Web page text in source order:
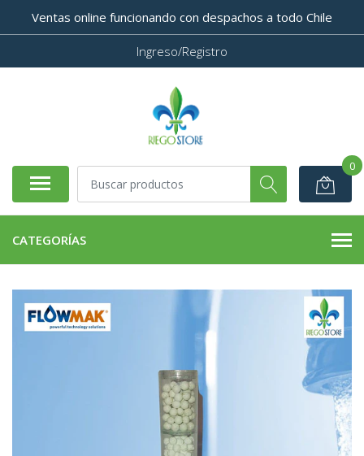
Ventas online funcionando con despachos a todo Chile
Ingreso/Registro
0
CATEGORÍAS